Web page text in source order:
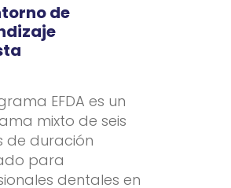
de
EFDA es un
mixto de seis
de duración
para
dentales en